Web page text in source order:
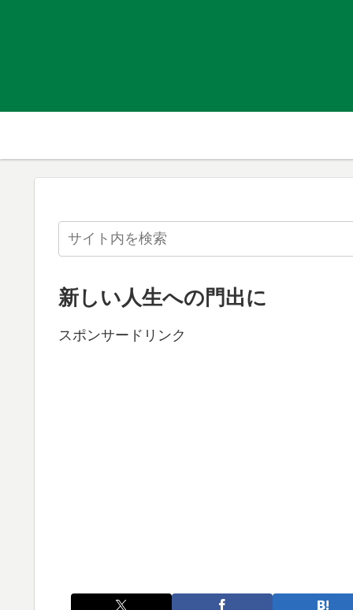
新しい人生への門出に
スポンサードリンク